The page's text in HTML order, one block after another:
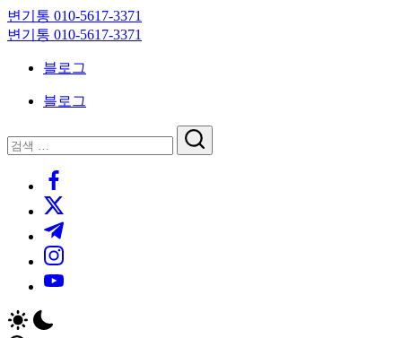
Skip
to
content
변기통 010-5617-3371
변
대
기
변기통 010-5617-3371
크
대
기
블로그
블로그
닫
기
검
검
https://www.facebook.com/
https://twitter.com/
https://t.me/
https://www.instagram.com/
https://youtube.com/